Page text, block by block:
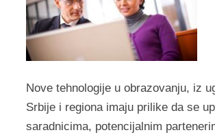
Nove tehnologije u obrazovanju, iz
Srbije i regiona imaju prilike da se
saradnicima, potencijalnim